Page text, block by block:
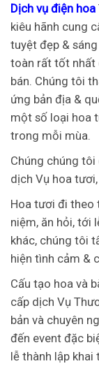
Dịch vụ điện hoa
kiêu hãnh cung
tuyệt đẹp &
toàn rất tốt nhất
bán. Chúng tôi
ứng bản địa &
một số loại hoa
trong mỗi mùa.
Chúng chúng
dịch Vụ hoa
Hoa tươi đi theo
niệm, ăn hỏi, tới
khác, chúng tôi
hiện tình cảm &
Cấu tạo hoa và
cấp dịch Vụ
bản và chuyên
đến event đặc
lễ thành lập